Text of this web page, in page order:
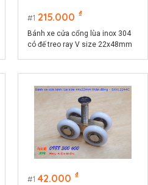
1 215.000 ₫
Bánh xe cửa cổng lùa inox 304
có đế treo ray V size 22x48mm
1 42.000 ₫